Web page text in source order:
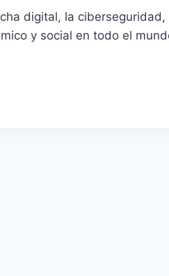
digital, la
y social en todo el